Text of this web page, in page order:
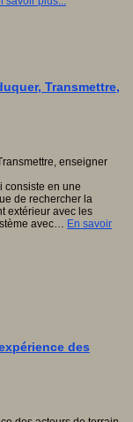
Transmettre,
consiste en une
de rechercher la
extérieur avec les
avec… En savoir
des